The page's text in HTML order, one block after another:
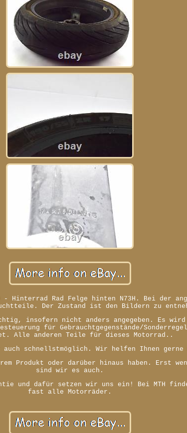
- Hinterrad Rad Felge hinten N73H. Bei der
Der Zustand ist den Bildern zu
insofern nicht anders angegeben. Es wird
für Gebrauchtgegenstände/
Alle anderen Teile für dieses Motorrad..
auch schnellstmöglich. Wir helfen Ihnen
Produkt oder darüber hinaus haben. Erst
sind wir es auch.
und dafür setzen wir uns ein! Bei MTH
fast alle Motorräder.